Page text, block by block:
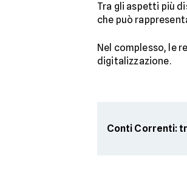
Tra gli aspetti più
che può
Nel complesso, le
digitalizzazione.
Conti Correnti: